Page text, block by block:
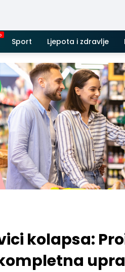
Sport Ljepota i zdravlje
kolapsa: